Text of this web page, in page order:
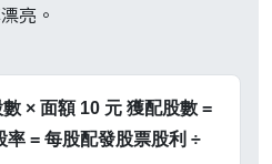
亮。
× 面額 10 元 獲配股數 =
率 = 每股配發股票股利 ÷